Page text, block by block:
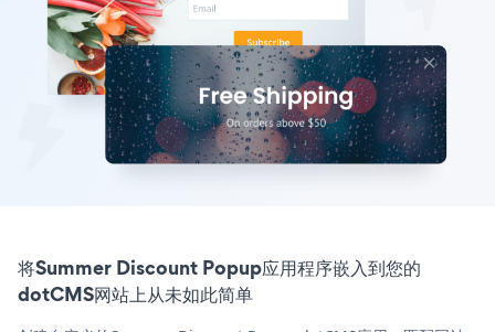
将Summer Discount Popup应用程序嵌入到您的
dotCMS网站上从未如此简单